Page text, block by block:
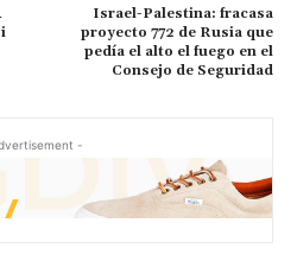
Israel-Palestina: fracasa
proyecto 772 de Rusia que
pedía el alto el fuego en el
Consejo de Seguridad
-